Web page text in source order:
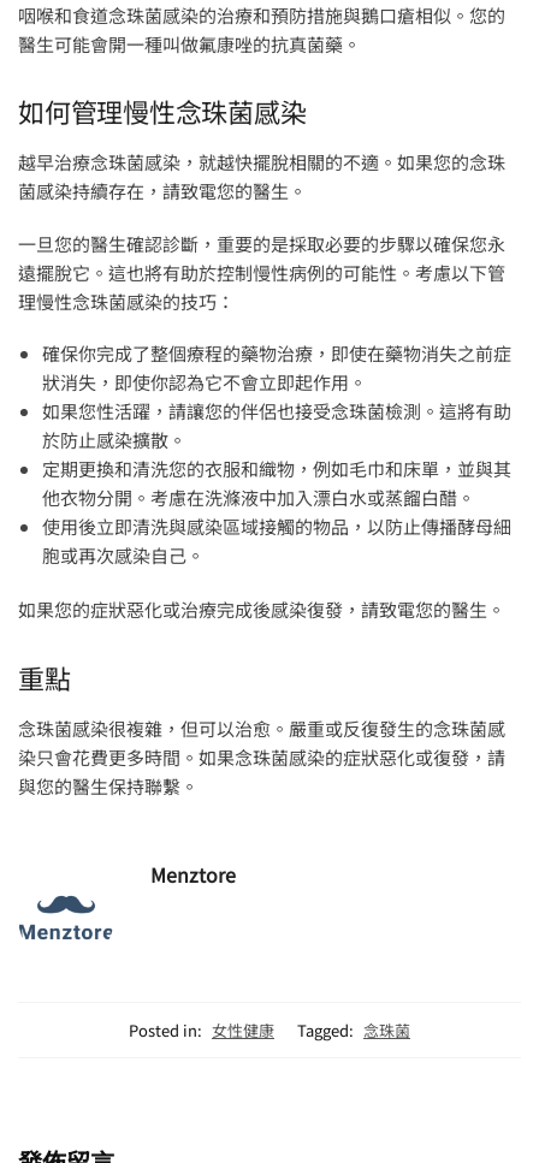
咽喉和食道念珠菌感染的治療和預防措施與鵝口瘡相似。您的
醫生可能會開一種叫做氟康唑的抗真菌藥。
如何管理慢性念珠菌感染
越早治療念珠菌感染，就越快擺脫相關的不適。如果您的念珠
菌感染持續存在，請致電您的醫生。
一旦您的醫生確認診斷，重要的是採取必要的步驟以確保您永
遠擺脫它。這也將有助於控制慢性病例的可能性。考慮以下管
理慢性念珠菌感染的技巧：
確保你完成了整個療程的藥物治療，即使在藥物消失之前症
狀消失，即使你認為它不會立即起作用。
如果您性活躍，請讓您的伴侶也接受念珠菌檢測。這將有助
於防止感染擴散。
定期更換和清洗您的衣服和織物，例如毛巾和床單，並與其
他衣物分開。考慮在洗滌液中加入漂白水或蒸餾白醋。
使用後立即清洗與感染區域接觸的物品，以防止傳播酵母細
胞或再次感染自己。
如果您的症狀惡化或治療完成後感染復發，請致電您的醫生。
重點
念珠菌感染很複雜，但可以治愈。嚴重或反復發生的念珠菌感
染只會花費更多時間。如果念珠菌感染的症狀惡化或復發，請
與您的醫生保持聯繫。
Menztore
Posted in: 女性健康 Tagged: 念珠菌